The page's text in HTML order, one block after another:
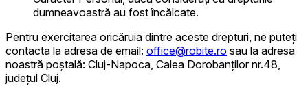
dumneavoastră au fost încălcate.
Pentru exercitarea oricăruia dintre aceste drepturi, ne puteți
contacta la adresa de email: office@robite.ro sau la adresa
noastră poștală: Cluj-Napoca, Calea Dorobanților nr.48,
județul Cluj.